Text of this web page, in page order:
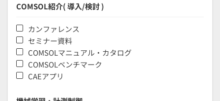
COMSOL紹介( 導入/検討 )
カンファレンス
セミナー資料
COMSOLマニュアル・カタログ
COMSOLベンチマーク
CAEアプリ